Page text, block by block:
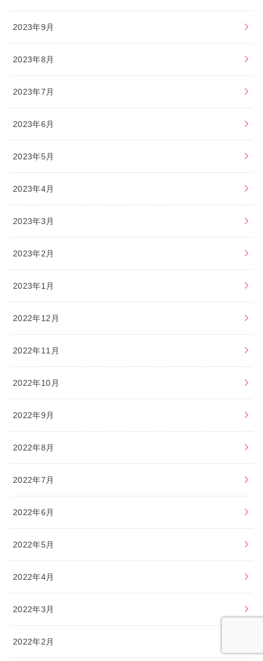
2023年9月
2023年8月
2023年7月
2023年6月
2023年5月
2023年4月
2023年3月
2023年2月
2023年1月
2022年12月
2022年11月
2022年10月
2022年9月
2022年8月
2022年7月
2022年6月
2022年5月
2022年4月
2022年3月
2022年2月